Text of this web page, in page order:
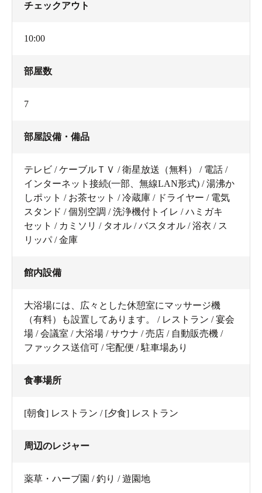
チェックアウト
10:00
部屋数
7
部屋設備・備品
テレビ / ケーブルＴＶ / 衛星放送（無料） / 電話 /
インターネット接続(一部、無線LAN形式) / 湯沸か
しポット / お茶セット / 冷蔵庫 / ドライヤー / 電気
スタンド / 個別空調 / 洗浄機付トイレ / ハミガキ
セット / カミソリ / タオル / バスタオル / 浴衣 / ス
リッパ / 金庫
館内設備
大浴場には、広々とした休憩室にマッサージ機
（有料）も設置してあります。 / レストラン / 宴会
場 / 会議室 / 大浴場 / サウナ / 売店 / 自動販売機 /
ファックス送信可 / 宅配便 / 駐車場あり
食事場所
[朝食] レストラン / [夕食] レストラン
周辺のレジャー
薬草・ハーブ園 / 釣り / 遊園地